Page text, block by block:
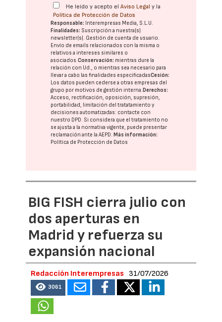
He leído y acepto elAviso Legal y la
Política de Protección de Datos
Responsable: Interempresas Media, S.L.U.
Finalidades: Suscripción a nuestra(s)
newsletter(s). Gestión de cuenta de usuario.
Envío de emails relacionados con la misma o
relativos a intereses similares o
asociados.Conservación: mientras dure la
relación con Ud., o mientras sea necesario para
llevar a cabo las finalidades especificadasCesión:
Los datos pueden cederse a otras empresas del
grupo por motivos de gestión interna.Derechos:
Acceso, rectificación, oposición, supresión,
portabilidad, limitación del tratatamiento y
decisiones automatizadas: contacte con
nuestro DPD. Si considera que el tratamiento no
se ajusta a la normativa vigente, puede presentar
reclamación ante laAEPD.Más información:
Política de Protección de Datos
BIG FISH cierra julio con
dos aperturas en
Madrid y refuerza su
expansión nacional
Redacción Interempresas 31/07/2026
3061